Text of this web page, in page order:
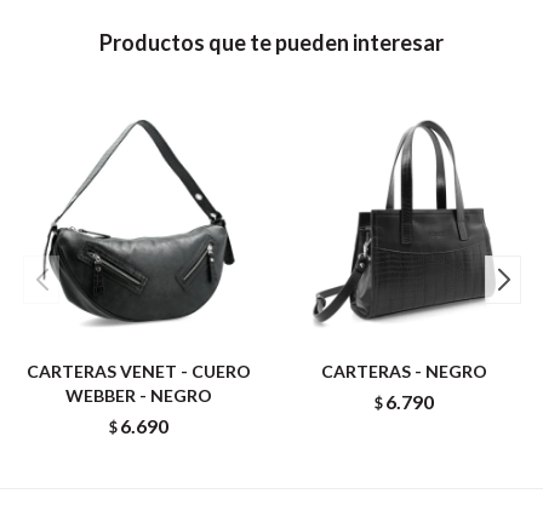
Productos que te pueden interesar
CARTERAS VENET - CUERO
WEBBER - NEGRO
$6.690
CARTERAS - NEGRO
$6.790